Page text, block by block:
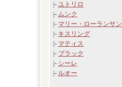
|- ユトリロ
|- ムンク
|- マリー・ローランサン
|- キスリング
|- マティス
|- ブラック
|- シーレ
|- ルオー